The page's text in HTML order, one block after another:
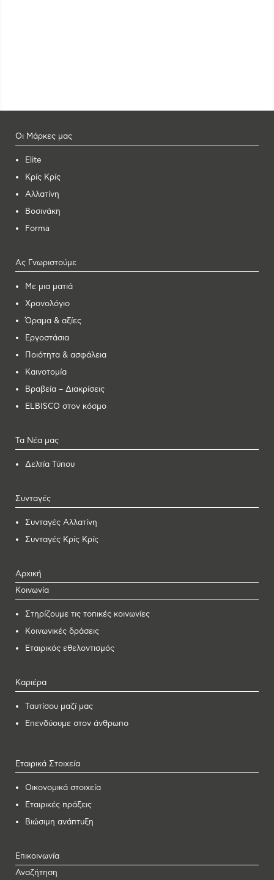
Οι Μάρκες μας
Elite
Κρίς Κρίς
Αλλατίνη
Βοσινάκη
Forma
Ας Γνωριστούμε
Με μια ματιά
Χρονολόγιο
Όραμα & αξίες
Εργοστάσια
Ποιότητα & ασφάλεια
Καινοτομία
Βραβεία – Διακρίσεις
ELBISCO στον κόσμο
Τα Νέα μας
Δελτία Τύπου
Συνταγές
Συνταγές Αλλατίνη
Συνταγές Κρίς Κρίς
Αρχική
Κοινωνία
Στηρίζουμε τις τοπικές κοινωνίες
Κοινωνικές δράσεις
Εταιρικός εθελοντισμός
Καριέρα
Ταυτίσου μαζί μας
Επενδύουμε στον άνθρωπο
Εταιρικά Στοιχεία
Οικονομικά στοιχεία
Εταιρικές πράξεις
Βιώσιμη ανάπτυξη
Επικοινωνία
Αναζήτηση